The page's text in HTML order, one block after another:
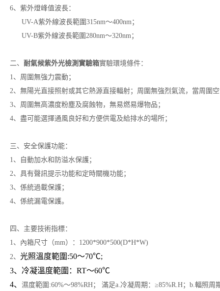
6、紫外燈峰值波長：
UV-A紫外線波長範圍315nm～400nm；
UV-B紫外線波長範圍280nm～320nm；
二、 耐氣候紫外光檢測實驗箱實驗環境條件：
1、周圍無強力震動；
2、無陽光直接照射或其它熱源直接輻射；周圍無強烈氣流，當周圍
3、周圍無高濃度粉塵及腐蝕物，無易燃易爆物品；
4、盡可能選擇通風良好和方便供電及給排水的場所；
三、安全保護功能：
1、自動加水和防溢水保護；
2、具有聲訊提示功能和定時關機功能；
3、係統過載保護；
4、係統漏電保護。
四、主要技術指標：
1、內箱尺寸（mm）：1200*900*500(D*H*W)
2、 光照溫度範圍 :50～70℃;
3、冷凝溫度範圍：RT～60℃
4、 濕度範圍:60%～98%RH； 滿足a.冷凝周期：≥85%R.H；b.輻照周